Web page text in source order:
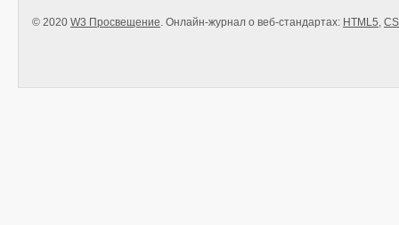
© 2020 W3 Просвещение. Онлайн-журнал о веб-стандартах: HTML5,